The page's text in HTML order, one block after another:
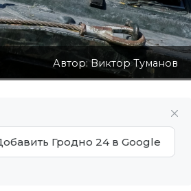
Автор: Виктор Туманов
Гродно 24 в Google